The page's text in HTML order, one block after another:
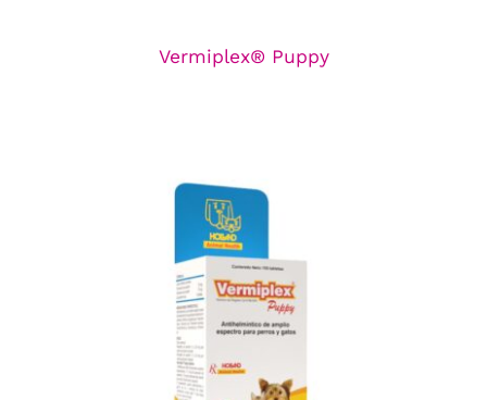
Vermiplex® Puppy
Vermiplex® Puppy Tabletas
Línea de Antiparasitarios